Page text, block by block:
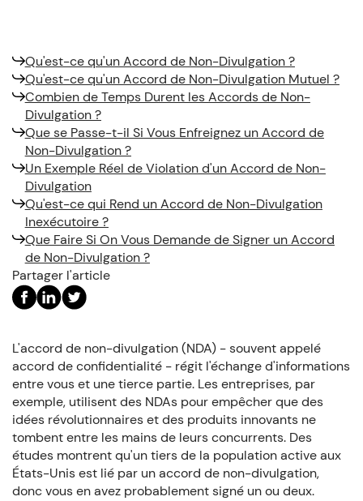
Qu'est-ce qu'un Accord de Non-Divulgation ?
Qu'est-ce qu'un Accord de Non-Divulgation Mutuel ?
Combien de Temps Durent les Accords de Non-
Divulgation ?
Que se Passe-t-il Si Vous Enfreignez un Accord de
Non-Divulgation ?
Un Exemple Réel de Violation d'un Accord de Non-
Divulgation
Qu'est-ce qui Rend un Accord de Non-Divulgation
Inexécutoire ?
Que Faire Si On Vous Demande de Signer un Accord
de Non-Divulgation ?
Partager l'article
L'accord de non-divulgation (NDA) - souvent appelé
accord de confidentialité - régit l'échange d'informations
entre vous et une tierce partie. Les entreprises, par
exemple, utilisent des NDAs pour empêcher que des
idées révolutionnaires et des produits innovants ne
tombent entre les mains de leurs concurrents. Des
études montrent qu'un tiers de la population active aux
États-Unis est lié par un accord de non-divulgation,
donc vous en avez probablement signé un ou deux.